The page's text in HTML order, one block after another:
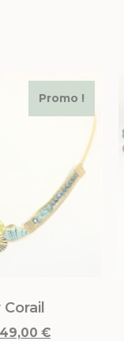
Promo !
Corail
49,00 €